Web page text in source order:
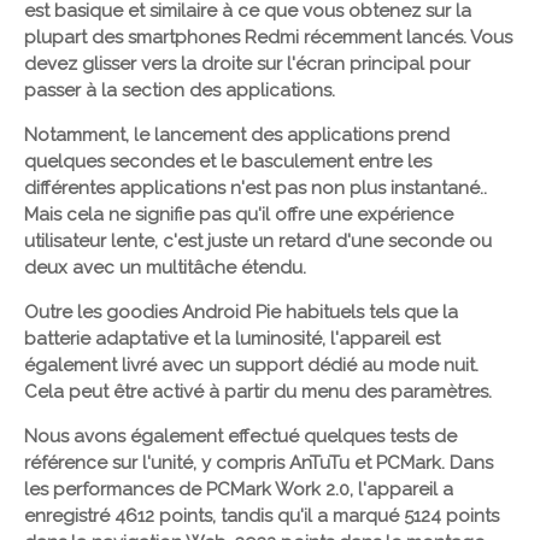
est basique et similaire à ce que vous obtenez sur la
plupart des smartphones Redmi récemment lancés. Vous
devez glisser vers la droite sur l'écran principal pour
passer à la section des applications.
Notamment, le lancement des applications prend
quelques secondes et le basculement entre les
différentes applications n'est pas non plus instantané..
Mais cela ne signifie pas qu'il offre une expérience
utilisateur lente, c'est juste un retard d'une seconde ou
deux avec un multitâche étendu.
Outre les goodies Android Pie habituels tels que la
batterie adaptative et la luminosité, l'appareil est
également livré avec un support dédié au mode nuit.
Cela peut être activé à partir du menu des paramètres.
Nous avons également effectué quelques tests de
référence sur l'unité, y compris AnTuTu et PCMark. Dans
les performances de PCMark Work 2.0, l'appareil a
enregistré 4612 points, tandis qu'il a marqué 5124 points